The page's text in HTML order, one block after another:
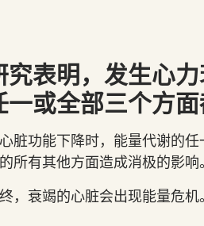
究表明，发生心
一或全部三个方面
脏功能下降时，能量代谢的
所有其他方面造成消极的影响
，衰竭的心脏会出现能量危机。